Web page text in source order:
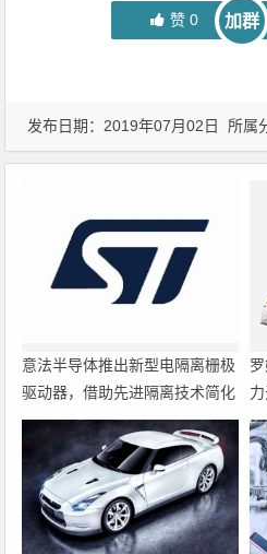
赞 0 加群
发布日期：2019年07月02日 所属
意法半导体推出新型电隔离栅极
驱动器，借助先进隔离技术简化
电源设计